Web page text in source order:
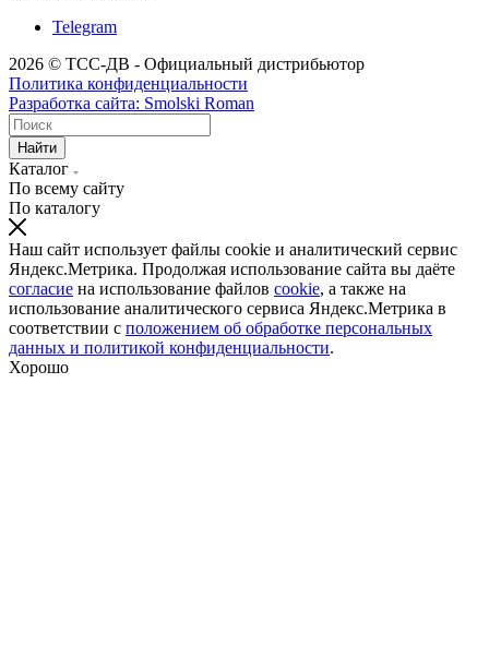
Telegram
2026 © ТСС-ДВ - Официальный дистрибьютор
Политика конфиденциальности
Разработка сайта: Smolski Roman
Найти
Каталог
По всему сайту
По каталогу
Наш сайт использует файлы cookie и аналитический сервис
Яндекс.Метрика. Продолжая использование сайта вы даёте
согласие на использование файлов cookie, а также на
использование аналитического сервиса Яндекс.Метрика в
соответствии с положением об обработке персональных
данных и политикой конфиденциальности.
Хорошо